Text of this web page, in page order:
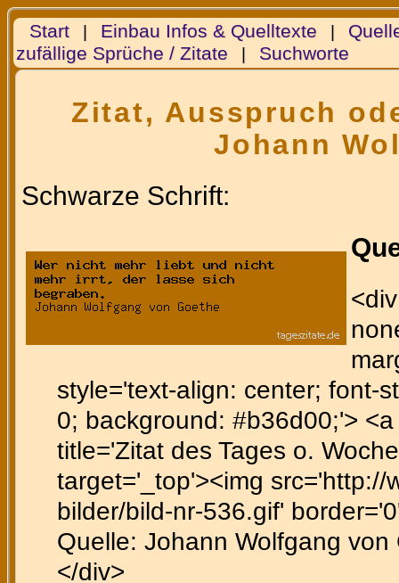
Start| Einbau Infos & Quelltexte |
zufällige Sprüche / Zitate | Suchworte
Zitat, Ausspruch
Johann
Schwarze Schrift:
style='text-align: center; font-
0; background: #b36d00;'>
title='Zitat des Tages o.
target='_top'><img
bilder/bild-nr-536.gif'
Quelle: Johann Wolfgang
</div>